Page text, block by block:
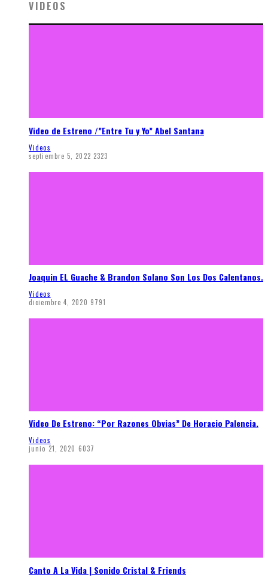
VIDEOS
Video de Estreno /”Entre Tu y Yo” Abel Santana
Videos
septiembre 5, 2022 2323
Joaquin EL Guache & Brandon Solano Son Los Dos Calentanos.
Videos
diciembre 4, 2020 9791
Video De Estreno: “Por Razones Obvias” De Horacio Palencia.
Videos
junio 21, 2020 6037
Canto A La Vida | Sonido Cristal & Friends